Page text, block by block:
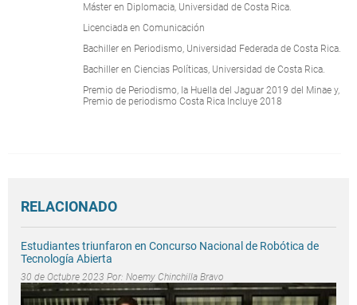
Máster en Diplomacia, Universidad de Costa Rica.
Licenciada en Comunicación
Bachiller en Periodismo, Universidad Federada de Costa Rica.
Bachiller en Ciencias Políticas, Universidad de Costa Rica.
Premio de Periodismo, la Huella del Jaguar 2019 del Minae y,
Premio de periodismo Costa Rica Incluye 2018
RELACIONADO
Estudiantes triunfaron en Concurso Nacional de Robótica de
Tecnología Abierta
30 de Octubre 2023 Por: Noemy Chinchilla Bravo